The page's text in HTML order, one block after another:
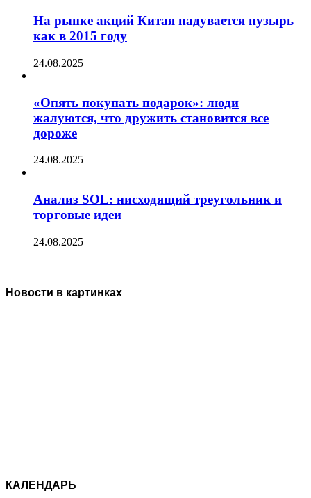
На рынке акций Китая надувается пузырь
как в 2015 году
24.08.2025
«Опять покупать подарок»: люди
жалуются, что дружить становится все
дороже
24.08.2025
Анализ SOL: нисходящий треугольник и
торговые идеи
24.08.2025
Новости в картинках
КАЛЕНДАРЬ